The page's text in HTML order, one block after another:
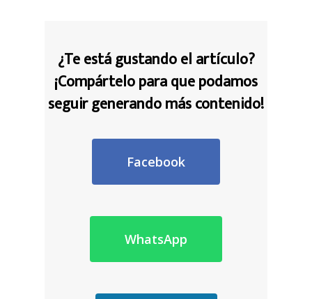
¿Te está gustando el artículo?
¡Compártelo paraque podamos
seguir generando más contenido!
Facebook
WhatsApp